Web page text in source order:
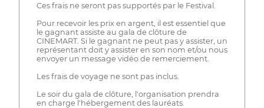
Ces frais ne seront pas supportés par le Festival.
Pour recevoir les prix en argent, il est essentiel que
le gagnant assiste au gala de clôture de
CINEMART. Si le gagnant ne peut pas y assister, un
représentant doit y assister en son nom et/ou nous
envoyer un message vidéo de remerciement.
Les frais de voyage ne sont pas inclus.
Le soir du gala de clôture, l'organisation prendra
en charge l'hébergement des lauréats.